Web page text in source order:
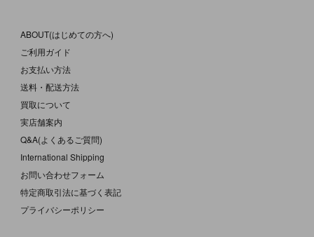
ABOUT(はじめての方へ)
ご利用ガイド
お支払い方法
送料・配送方法
買取について
実店舗案内
Q&A(よくあるご質問)
International Shipping
お問い合わせフォーム
特定商取引法に基づく表記
プライバシーポリシー